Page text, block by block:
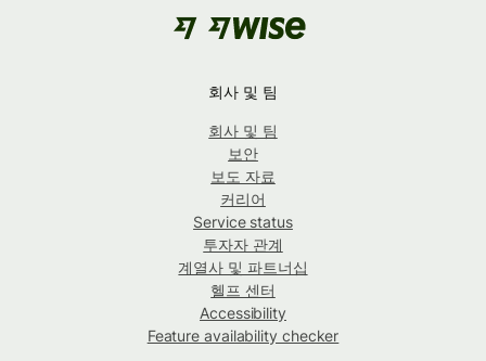
회사 및 팀
회사 및 팀
보안
보도 자료
커리어
Service status
투자자 관계
계열사 및 파트너십
헬프 센터
Accessibility
Feature availability checker